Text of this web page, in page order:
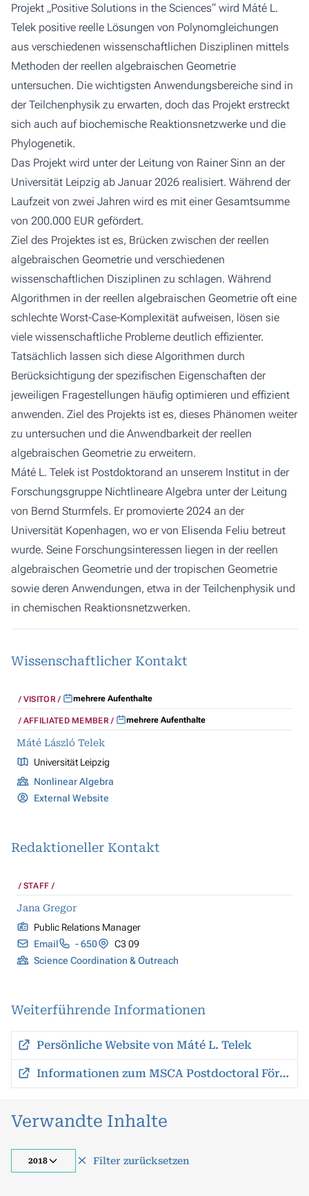
Projekt „Positive Solutions in the Sciences“ wird Máté L.
Telek positive reelle Lösungen von Polynomgleichungen
aus verschiedenen wissenschaftlichen Disziplinen mittels
Methoden der reellen algebraischen Geometrie
untersuchen. Die wichtigsten Anwendungsbereiche sind in
der Teilchenphysik zu erwarten, doch das Projekt erstreckt
sich auch auf biochemische Reaktionsnetzwerke und die
Phylogenetik.
Das Projekt wird unter der Leitung von Rainer Sinn an der
Universität Leipzig ab Januar 2026 realisiert. Während der
Laufzeit von zwei Jahren wird es mit einer Gesamtsumme
von 200.000 EUR gefördert.
Ziel des Projektes ist es, Brücken zwischen der reellen
algebraischen Geometrie und verschiedenen
wissenschaftlichen Disziplinen zu schlagen. Während
Algorithmen in der reellen algebraischen Geometrie oft eine
schlechte Worst-Case-Komplexität aufweisen, lösen sie
viele wissenschaftliche Probleme deutlich effizienter.
Tatsächlich lassen sich diese Algorithmen durch
Berücksichtigung der spezifischen Eigenschaften der
jeweiligen Fragestellungen häufig optimieren und effizient
anwenden. Ziel des Projekts ist es, dieses Phänomen weiter
zu untersuchen und die Anwendbarkeit der reellen
algebraischen Geometrie zu erweitern.
Máté L. Telek ist Postdoktorand an unserem Institut in der
Forschungsgruppe Nichtlineare Algebra unter der Leitung
von Bernd Sturmfels. Er promovierte 2024 an der
Universität Kopenhagen, wo er von Elisenda Feliu betreut
wurde. Seine Forschungsinteressen liegen in der reellen
algebraischen Geometrie und der tropischen Geometrie
sowie deren Anwendungen, etwa in der Teilchenphysik und
in chemischen Reaktionsnetzwerken.
Wissenschaftlicher Kontakt
VISITOR mehrere Aufenthalte
AFFILIATED MEMBER mehrere Aufenthalte
Máté László Telek
Universität Leipzig
Nonlinear Algebra
External Website
Redaktioneller Kontakt
STAFF
Jana Gregor
Public Relations Manager
Email
- 650
C3 09
Science Coordination & Outreach
Weiterführende Informationen
Persönliche Website von Máté L. Telek
Informationen zum MSCA Postdoctoral Förderprogramm
Verwandte Inhalte
2018 Filter zurücksetzen